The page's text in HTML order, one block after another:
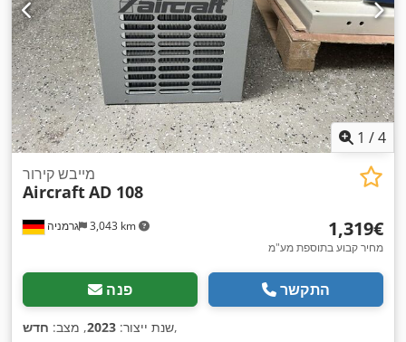
1 /4
גרמניה 3,043 km
מייבש קירור
AircraftAD 108
‏1,319 ‏€
מחיר קבוע בתוספת מע"מ
פנה התקשר
שנת ייצור: 2023, מצב: חדש ,